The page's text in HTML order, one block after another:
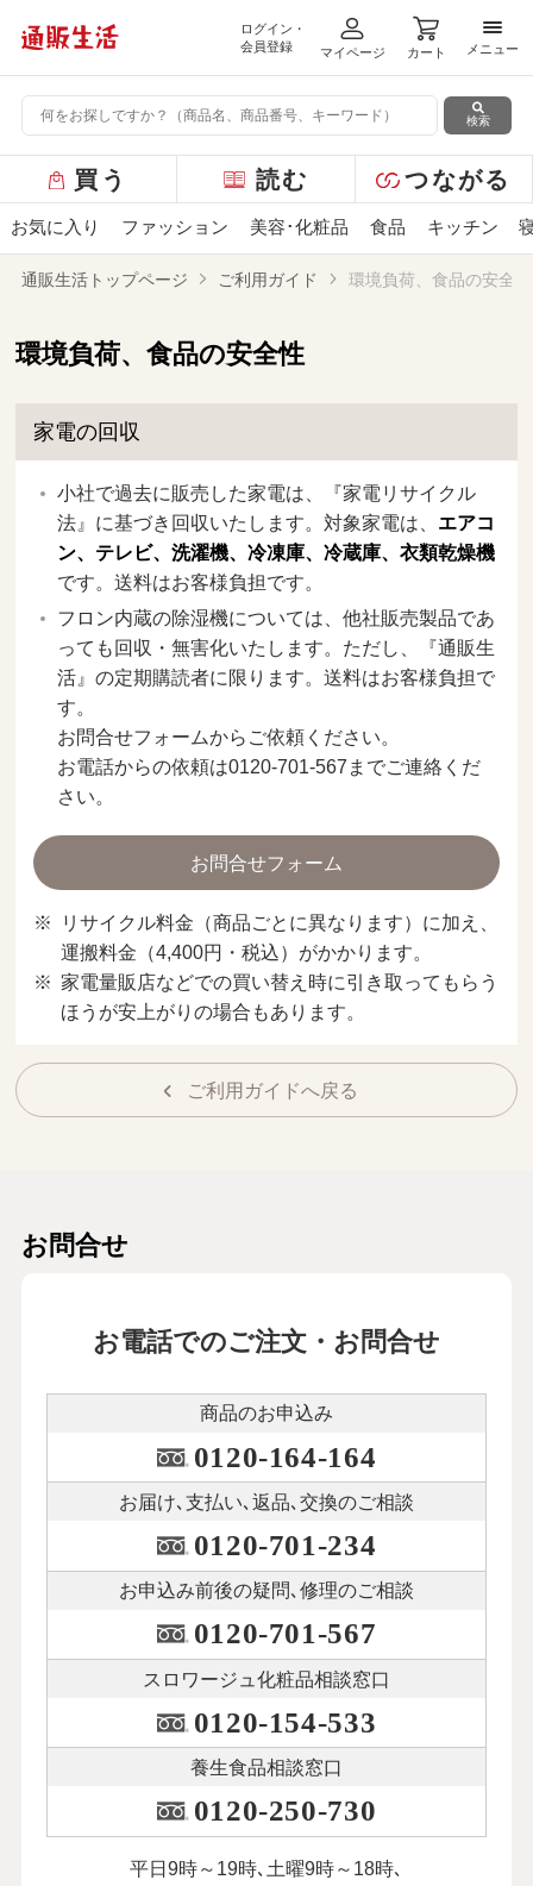
ログイン・
会員登録
マイページ カート
メニ
メニュー
検索
ー
バ
ュ
ー
買う 読む つながる
お気に入り ファッション 美容･化粧品 食品 キッチン
通販生活トップページ ご利用ガイド 環境負荷、食品の安全性
環境負荷、食品の安全性
家電の回収
小社で過去に販売した家電は、『家電リサイクル
法』に基づき回収いたします。対象家電は、 エアコ
ン、テレビ、洗濯機、冷凍庫、冷蔵庫、衣類乾燥機
です。送料はお客様負担です。
フロン内蔵の除湿機については、他社販売製品であ
っても回収・無害化いたします。ただし、『通販生
活』の定期購読者に限ります。送料はお客様負担で
す。
お問合せフォームからご依頼ください。
お電話からの依頼は0120-701-567までご連絡くだ
さい。
お問合せフォーム
リサイクル料金（商品ごとに異なります）に加え、
運搬料金（4,400円・税込）がかかります。
家電量販店などでの買い替え時に引き取ってもらう
ほうが安上がりの場合もあります。
ご利用ガイドへ戻る
お問合せ
お電話でのご注文・お問合せ
商品のお申込み
0120-164-164
お届け､支払い､ 返品､交換のご相談
0120-701-234
お申込み前後の疑問､修理のご相談
0120-701-567
スロワージュ化粧品相談窓口
0120-154-533
養生食品相談窓口
0120-250-730
平日9時～19時､土曜9時～18時､